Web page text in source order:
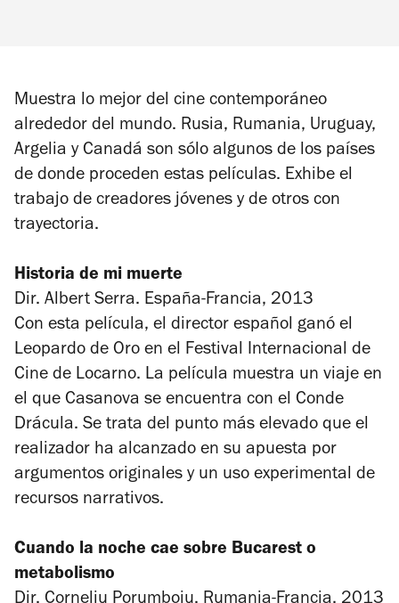
Muestra lo mejor del cine contemporáneo
alrededor del mundo. Rusia, Rumania, Uruguay,
Argelia y Canadá son sólo algunos de los países
de donde proceden estas películas. Exhibe el
trabajo de creadores jóvenes y de otros con
trayectoria.
Historia de mi muerte
Dir. Albert Serra. España-Francia, 2013
Con esta película, el director español ganó el
Leopardo de Oro en el Festival Internacional de
Cine de Locarno. La película muestra un viaje en
el que Casanova se encuentra con el Conde
Drácula. Se trata del punto más elevado que el
realizador ha alcanzado en su apuesta por
argumentos originales y un uso experimental de
recursos narrativos.
Cuando la noche cae sobre Bucarest o
metabolismo